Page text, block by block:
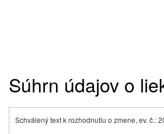
Súhrn údajov o
Schválený text k rozhodnutiu o zmene, ev. č.: